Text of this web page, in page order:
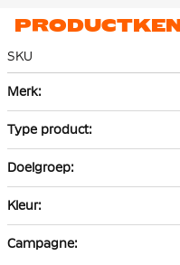
SKU
informatie